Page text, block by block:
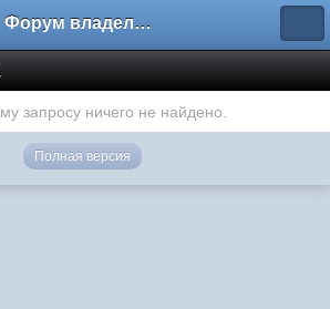
Форум владельцев интернет-магазинов
запросу ничего не найдено.
Полная версия